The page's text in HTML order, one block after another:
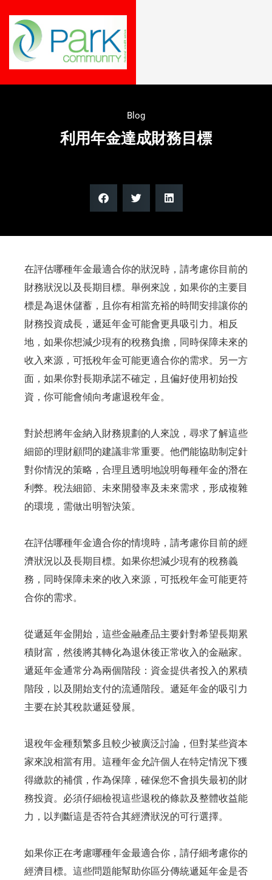
Blog
利用年金達成財務目標
在評估哪種年金最適合你的狀況時，請考慮你目前的
財務狀況以及長期目標。舉例來說，如果你的主要目
標是為退休儲蓄，且你有相當充裕的時間安排讓你的
財務投資成長，遞延年金可能會更具吸引力。相反
地，如果你想減少現有的稅務負擔，同時保障未來的
收入來源，可抵稅年金可能更適合你的需求。另一方
面，如果你對長期承諾不確定，且偏好使用初始投
資，你可能會傾向考慮退稅年金。
對於想將年金納入財務規劃的人來說，尋求了解這些
細節的理財顧問的建議非常重要。他們能協助制定針
對你情況的策略，合理且透明地說明每種年金的潛在
利弊。稅法細節、未來開發率及未來需求，形成複雜
的環境，需做出明智決策。
在評估哪種年金適合你的情境時，請考慮你目前的經
濟狀況以及長期目標。如果你想減少現有的稅務義
務，同時保障未來的收入來源，可抵稅年金可能更符
合你的需求。
從遞延年金開始，這些金融產品主要針對希望長期累
積財富，然後將其轉化為退休後正常收入的金融家。
遞延年金通常分為兩個階段：資金提供者投入的累積
階段，以及開始支付的流通階段。遞延年金的吸引力
主要在於其稅款遞延發展。
退稅年金種類繁多且較少被廣泛討論，但對某些資本
家來說相當有用。這種年金允許個人在特定情況下獲
得繳款的補償，作為保障，確保您不會損失最初的財
務投資。必須仔細檢視這些退稅的條款及整體收益能
力，以判斷這是否符合其經濟狀況的可行選擇。
如果你正在考慮哪種年金最適合你，請仔細考慮你的
經濟目標。這些問題能幫助你區分傳統遞延年金是否